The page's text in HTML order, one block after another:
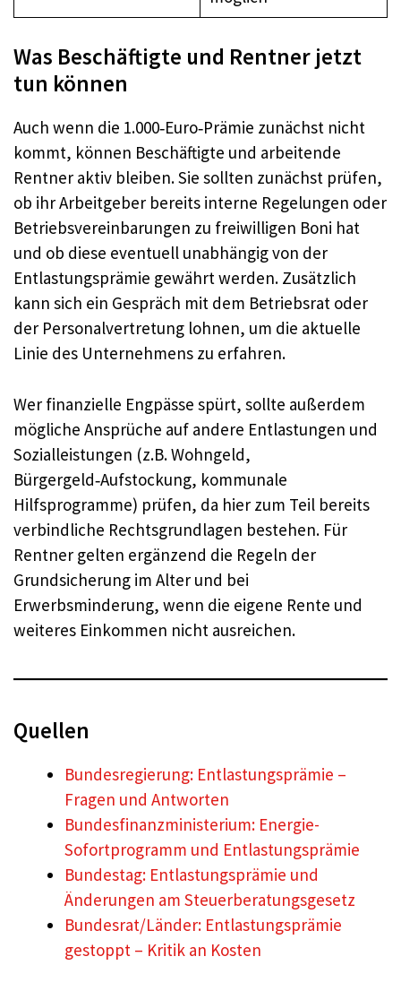
Was Beschäftigte und Rentner jetzt
tun können
Auch wenn die 1.000‑Euro‑Prämie zunächst nicht
kommt, können Beschäftigte und arbeitende
Rentner aktiv bleiben. Sie sollten zunächst prüfen,
ob ihr Arbeitgeber bereits interne Regelungen oder
Betriebsvereinbarungen zu freiwilligen Boni hat
und ob diese eventuell unabhängig von der
Entlastungsprämie gewährt werden. Zusätzlich
kann sich ein Gespräch mit dem Betriebsrat oder
der Personalvertretung lohnen, um die aktuelle
Linie des Unternehmens zu erfahren.
Wer finanzielle Engpässe spürt, sollte außerdem
mögliche Ansprüche auf andere Entlastungen und
Sozialleistungen (z.B. Wohngeld,
Bürgergeld‑Aufstockung, kommunale
Hilfsprogramme) prüfen, da hier zum Teil bereits
verbindliche Rechtsgrundlagen bestehen. Für
Rentner gelten ergänzend die Regeln der
Grundsicherung im Alter und bei
Erwerbsminderung, wenn die eigene Rente und
weiteres Einkommen nicht ausreichen.
Quellen
Bundesregierung: Entlastungsprämie –
Fragen und Antworten
Bundesfinanzministerium: Energie-
Sofortprogramm und Entlastungsprämie
Bundestag: Entlastungsprämie und
Änderungen am Steuerberatungsgesetz
Bundesrat/Länder: Entlastungsprämie
gestoppt – Kritik an Kosten